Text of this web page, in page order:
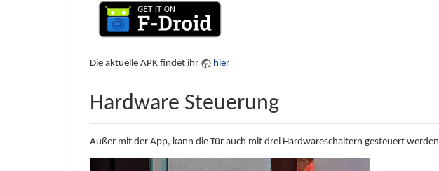
Die aktuelle APK findet ihr hier
Hardware Steuerung
Außer mit der App, kann die Tür auch mit drei Hardwareschaltern gesteuert werden